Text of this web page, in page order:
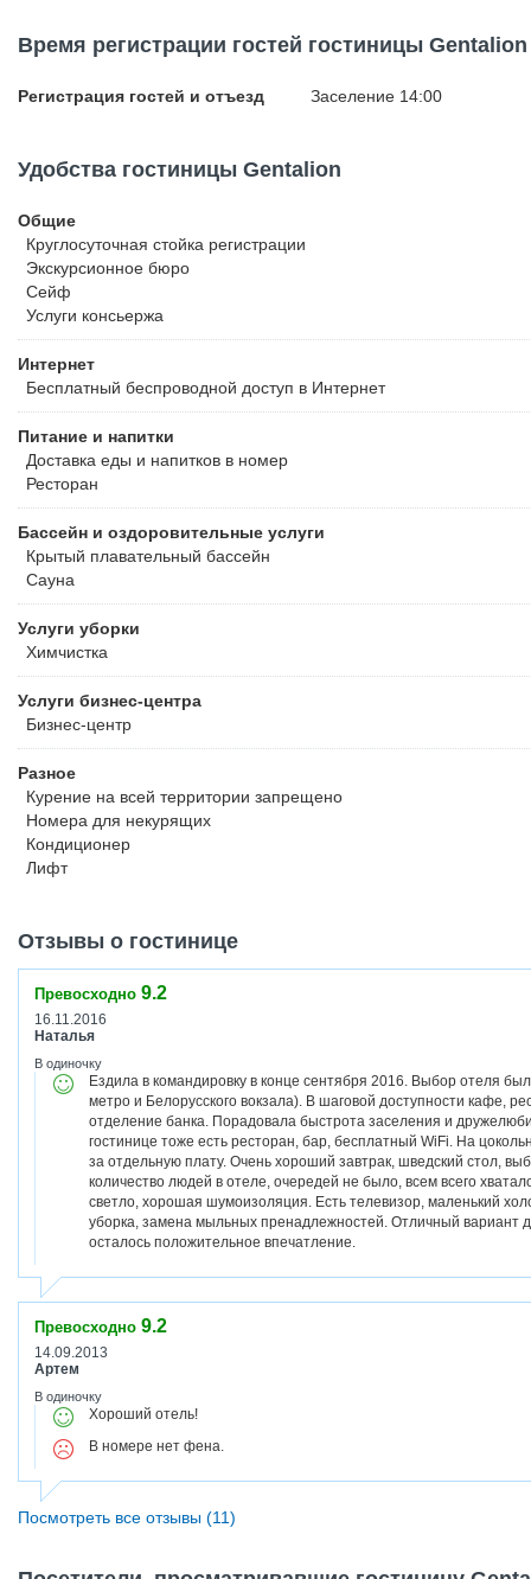
видеонаблюдение, соблюдаются все требования пожарной
Время регистрации гостей гостиницы Gentalion
Регистрация гостей и отъезд Заселение 14:00
Удобства гостиницы Gentalion
Общие
Круглосуточная стойка регистрации
Экскурсионное бюро
Сейф
Услуги консьержа
Интернет
Бесплатный беспроводной доступ в Интернет
Питание и напитки
Доставка еды и напитков в номер
Ресторан
Бассейн и оздоровительные услуги
Крытый плавательный бассейн
Сауна
Услуги уборки
Химчистка
Услуги бизнес-центра
Бизнес-центр
Разное
Курение на всей территории запрещено
Номера для некурящих
Кондиционер
Лифт
Отзывы о гостинице
Превосходно 9.2
16.11.2016
Наталья
В одиночку
Ездила в командировку в конце сентября 2016. Выбор отеля
метро и Белорусского вокзала). В шаговой доступности кафе,
отделение банка. Порадовала быстрота заселения и
гостинице тоже есть ресторан, бар, бесплатный WiFi. На
за отдельную плату. Очень хороший завтрак, шведский стол,
количество людей в отеле, очередей не было, всем всего
светло, хорошая шумоизоляция. Есть телевизор, маленький
уборка, замена мыльных пренадлежностей. Отличный вариант
осталось положительное впечатление.
Превосходно 9.2
14.09.2013
Артем
В одиночку
Хороший отель!
В номере нет фена.
Посмотреть все отзывы (11)